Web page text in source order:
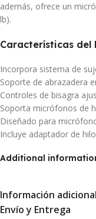
además, ofrece un
lb).
Características del
Incorpora sistema de
Soporte de abrazadera
Controles de bisagra
Soporta micrófonos de
Diseñado para
Incluye adaptador de
Additional
Información adicional
Envío y Entrega